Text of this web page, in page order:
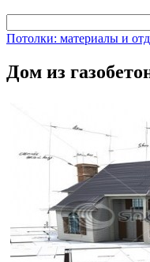
Потолки: материалы и
Дом из